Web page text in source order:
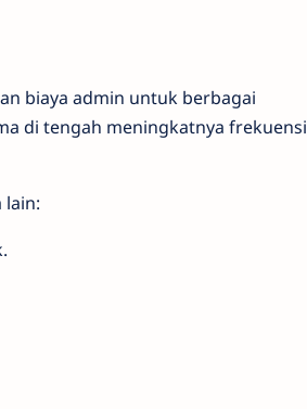
biaya admin untuk berbagai
di tengah meningkatnya frekuensi
lain: